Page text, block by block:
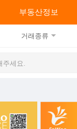
부동산정보
거래종류